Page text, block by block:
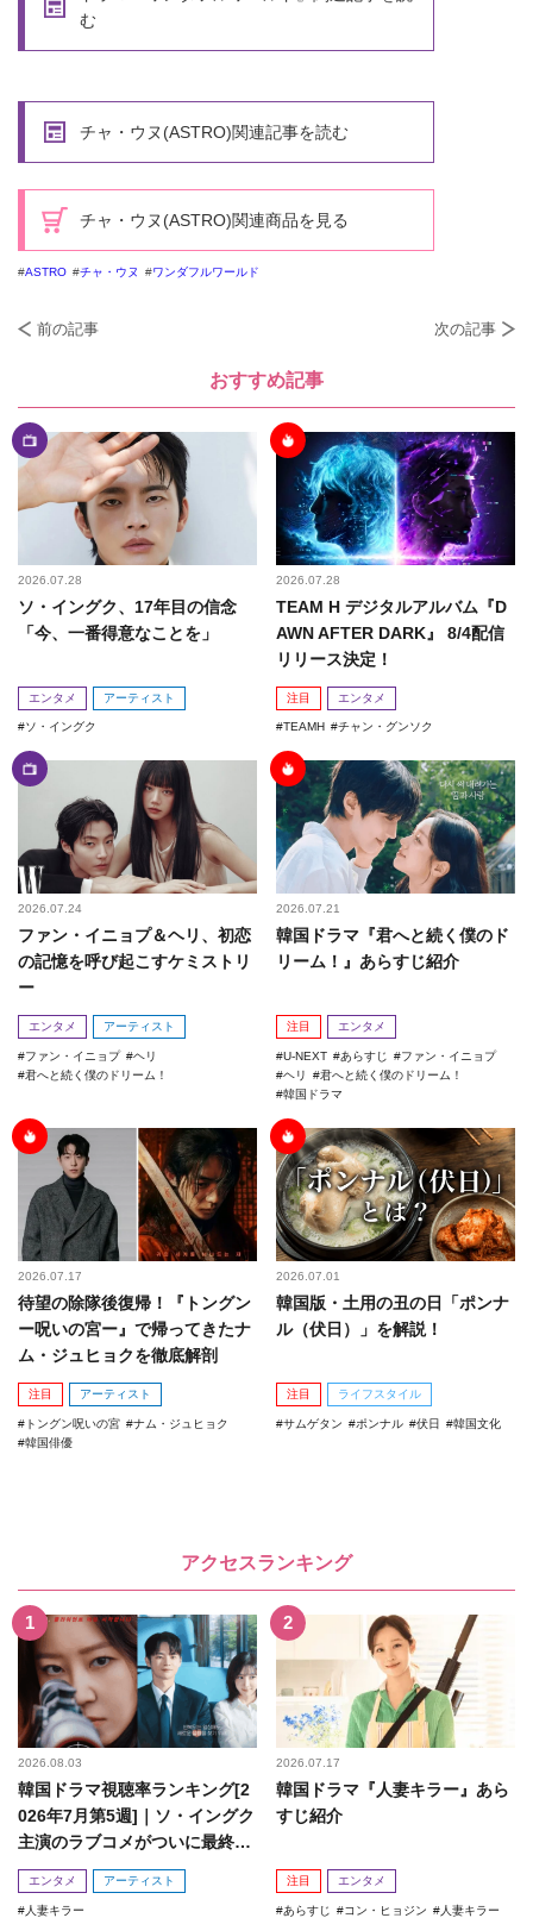
む
チャ・ウヌ(ASTRO)関連記事を読む
チャ・ウヌ(ASTRO)関連商品を見る
ASTRO チャ・ウヌ ワンダフルワールド
前の記事 次の記事
おすすめ記事
2026.07.28
ソ・イングク、17年目の信念
「今、一番得意なことを」
エンタメ アーティスト
ソ・イングク
2026.07.28
TEAM H デジタルアルバム『D
AWN AFTER DARK』 8/4配信
リリース決定！
注目 エンタメ
TEAMH チャン・グンソク
2026.07.24
ファン・イニョプ＆ヘリ、初恋
の記憶を呼び起こすケミストリ
ー
エンタメ アーティスト
ファン・イニョプ
ヘリ
君へと続く僕のドリーム！
2026.07.21
韓国ドラマ『君へと続く僕のド
リーム！』あらすじ紹介
注目 エンタメ
U-NEXT あらすじ
ファン・イニョプ
ヘリ
君へと続く僕のドリーム！
韓国ドラマ
2026.07.17
待望の除隊後復帰！『トングン
ー呪いの宮ー』で帰ってきたナ
ム・ジュヒョクを徹底解剖
注目 アーティスト
トングン呪いの宮
ナム・ジュヒョク
韓国俳優
2026.07.01
韓国版・土用の丑の日「ポンナ
ル（伏日）」を解説！
注目 ライフスタイル
サムゲタン ポンナル 伏日 韓国文化
アクセスランキング
2026.08.03
韓国ドラマ視聴率ランキング[2
026年7月第5週]｜ソ・イングク
主演のラブコメがついに最終
回！
エンタメ アーティスト
人妻キラー
2026.07.17
韓国ドラマ『人妻キラー』あら
すじ紹介
注目 エンタメ
あらすじ コン・ヒョジン 人妻キラー